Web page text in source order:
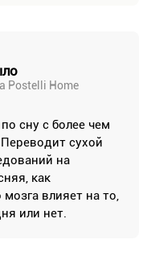
Postelli Home
сну с более чем
сухой
на
как
влияет на то,
или нет.